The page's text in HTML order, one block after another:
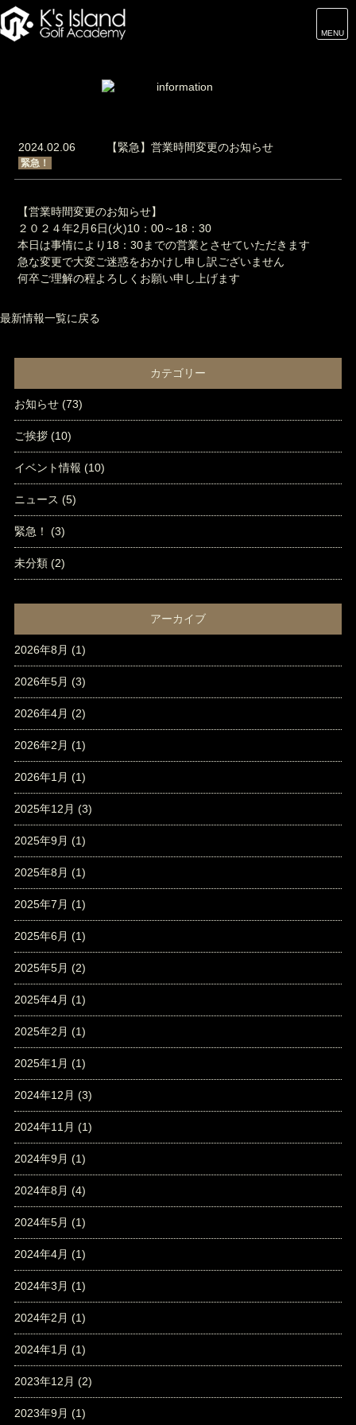
MENU
2024.02.06
緊急！
【緊急】営業時間変更のお知らせ
【営業時間変更のお知らせ】
２０２４年2月6日(火)10：00～18：30
本日は事情により18：30までの営業とさせていただきます
急な変更で大変ご迷惑をおかけし申し訳ございません
何卒ご理解の程よろしくお願い申し上げます
最新情報一覧に戻る
カテゴリー
お知らせ(73)
ご挨拶(10)
イベント情報 (10)
ニュース (5)
緊急！ (3)
未分類(2)
アーカイブ
2026年8月 (1)
2026年5月 (3)
2026年4月 (2)
2026年2月 (1)
2026年1月 (1)
2025年12月 (3)
2025年9月 (1)
2025年8月 (1)
2025年7月 (1)
2025年6月 (1)
2025年5月 (2)
2025年4月 (1)
2025年2月 (1)
2025年1月 (1)
2024年12月 (3)
2024年11月 (1)
2024年9月 (1)
2024年8月 (4)
2024年5月 (1)
2024年4月 (1)
2024年3月 (1)
2024年2月 (1)
2024年1月 (1)
2023年12月 (2)
2023年9月 (1)